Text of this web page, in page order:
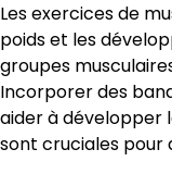
Les exercices de
poids et les
groupes
Incorporer des
aider à développer
sont cruciales pour